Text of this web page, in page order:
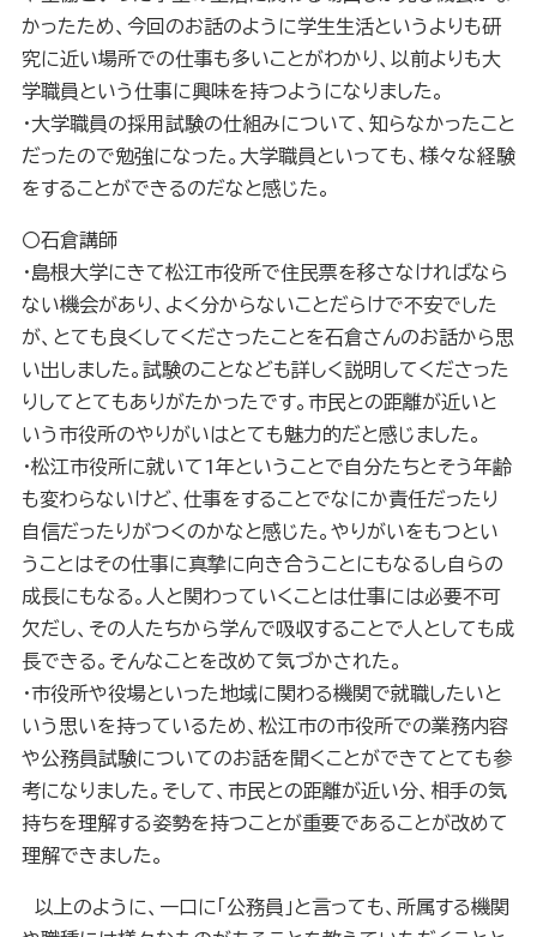
かったため、今回のお話のように学生生活というよりも研
究に近い場所での仕事も多いことがわかり、以前よりも大
学職員という仕事に興味を持つようになりました。
・大学職員の採用試験の仕組みについて、知らなかったこと
だったので勉強になった。大学職員といっても、様々な経験
をすることができるのだなと感じた。
〇石倉講師
・島根大学にきて松江市役所で住民票を移さなければなら
ない機会があり、よく分からないことだらけで不安でした
が、とても良くしてくださったことを石倉さんのお話から思
い出しました。試験のことなども詳しく説明してくださった
りしてとてもありがたかったです。市民との距離が近いと
いう市役所のやりがいはとても魅力的だと感じました。
・松江市役所に就いて1 年ということで自分たちとそう年齢
も変わらないけど、仕事をすることでなにか責任だったり
自信だったりがつくのかなと感じた。やりがいをもつとい
うことはその仕事に真摯に向き合うことにもなるし自らの
成長にもなる。人と関わっていくことは仕事には必要不可
欠だし、その人たちから学んで吸収することで人としても成
長できる。そんなことを改めて気づかされた。
・市役所や役場といった地域に関わる機関で就職したいと
いう思いを持っているため、松江市の市役所での業務内容
や公務員試験についてのお話を聞くことができてとても参
考になりました。そして、市民との距離が近い分、相手の気
持ちを理解する姿勢を持つことが重要であることが改めて
理解できました。
以上のように、一口に「公務員」と言っても、所属する機関